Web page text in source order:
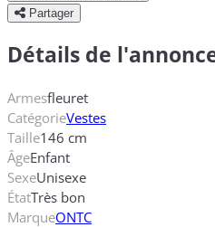
Partager
Détails de
Armesfleuret
CatégorieVestes
Taille146 cm
ÂgeEnfant
SexeUnisexe
ÉtatTrès bon
MarqueONTC